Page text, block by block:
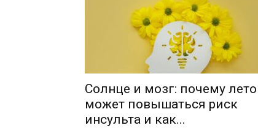
Солнце и мозг: почему
может повышаться риск
инсульта и как...